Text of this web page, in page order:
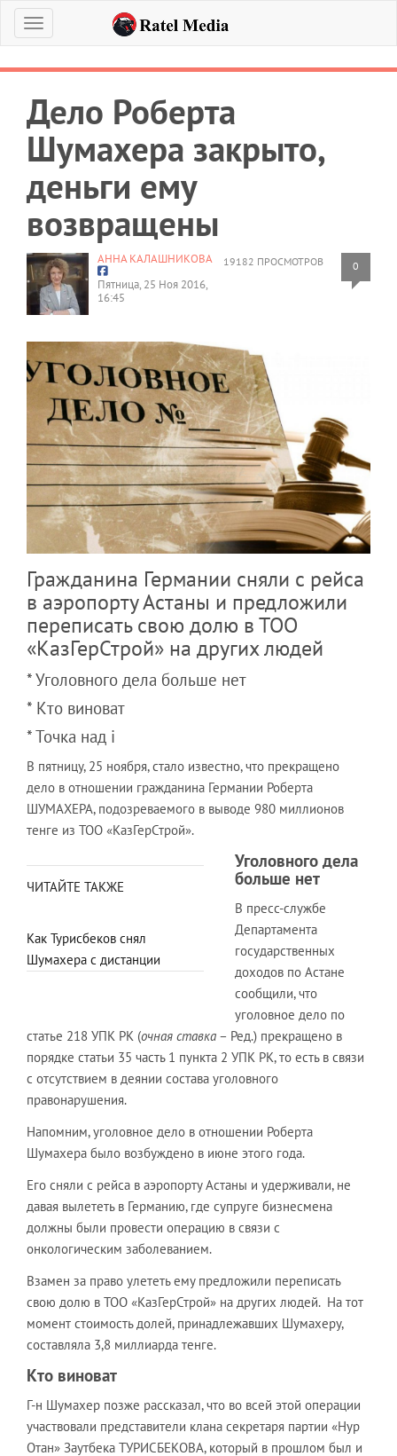
Меню
Дело Роберта
Шумахера закрыто,
деньги ему
возвращены
19182 ПРОСМОТРОВ 0
АННА КАЛАШНИКОВА
Пятница, 25 Ноя 2016,
16:45
Гражданина Германии сняли с рейса
в аэропорту Астаны и предложили
переписать свою долю в ТОО
«КазГерСтрой» на других людей
* Уголовного дела больше нет
* Кто виноват
* Точка над i
В пятницу, 25 ноября, стало известно, что прекращено
дело в отношении гражданина Германии Роберта
ШУМАХЕРА, подозреваемого в выводе 980 миллионов
тенге из ТОО «КазГерСтрой».
ЧИТАЙТЕ ТАКЖЕ
Как Турисбеков снял
Шумахера с дистанции
Уголовного дела
больше нет
В пресс-службе
Департамента
государственных
доходов по Астане
сообщили, что
уголовное дело по
статье 218 УПК РК (очная ставка – Ред.) прекращено в
порядке статьи 35 часть 1 пункта 2 УПК РК, то есть в связи
с отсутствием в деянии состава уголовного
правонарушения.
Напомним, уголовное дело в отношении Роберта
Шумахера было возбуждено в июне этого года.
Его сняли с рейса в аэропорту Астаны и удерживали, не
давая вылететь в Германию, где супруге бизнесмена
должны были провести операцию в связи с
онкологическим заболеванием.
Взамен за право улететь ему предложили переписать
свою долю в ТОО «КазГерСтрой» на других людей. На тот
момент стоимость долей, принадлежавших Шумахеру,
составляла 3,8 миллиарда тенге.
Кто виноват
Г-н Шумахер позже рассказал, что во всей этой операции
участвовали представители клана секретаря партии «Нур
Отан» Заутбека ТУРИСБЕКОВА, который в прошлом был и